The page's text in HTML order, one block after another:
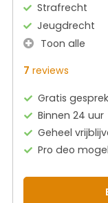
Strafrecht
Jeugdrecht
Toon alle
7 reviews
Gratis gesprek
Binnen 24 uur
Geheel
Pro deo